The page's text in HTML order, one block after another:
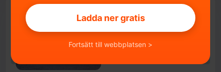
Ladda ner gratis
Fortsätt till webbplatsen >